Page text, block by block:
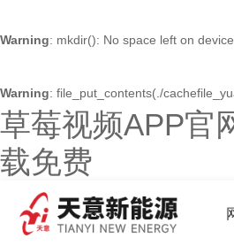
Warning: mkdir(): No space left on
Warning: file_put_contents(./
草莓视频APP官
载免费